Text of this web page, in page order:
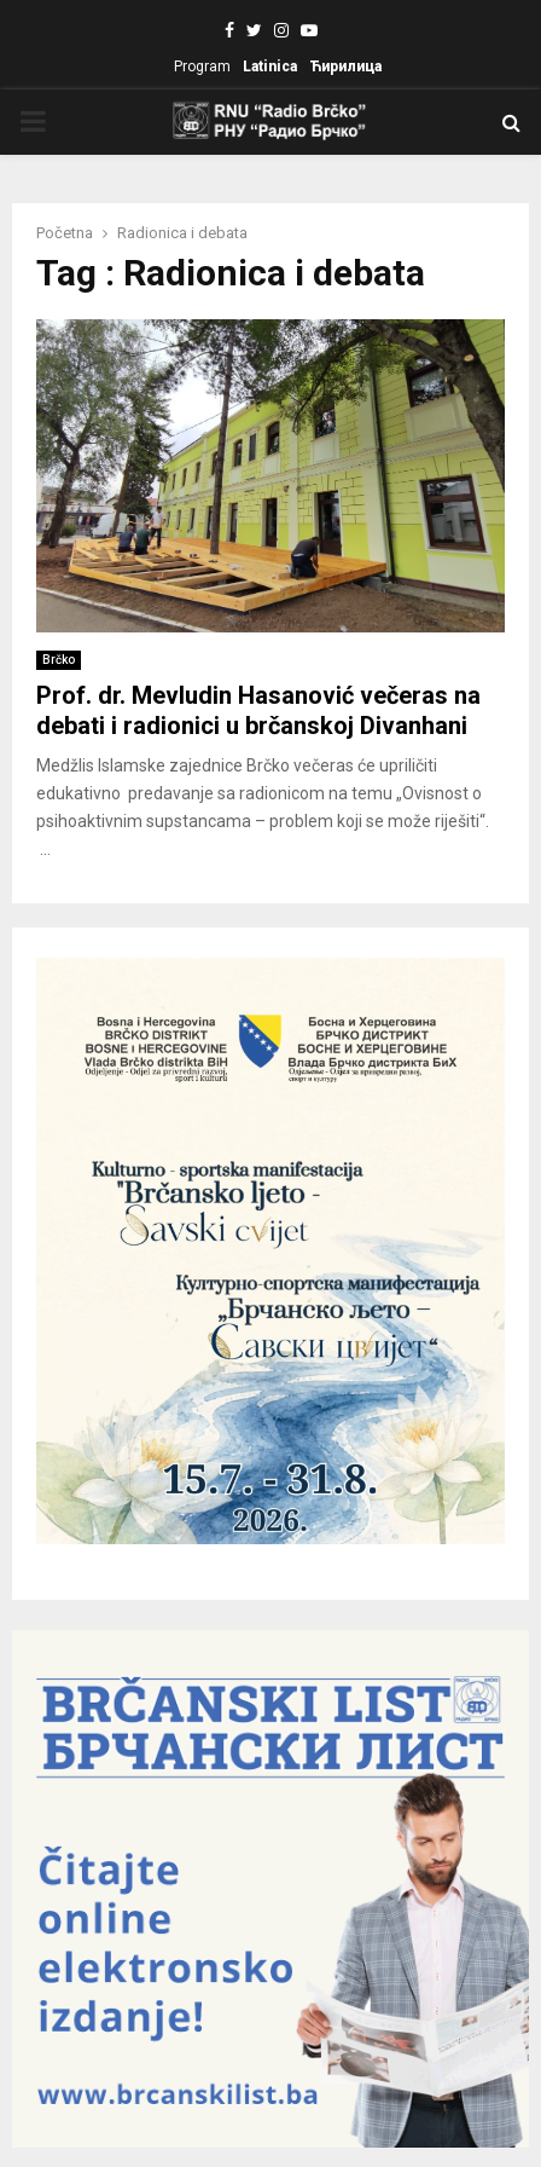
Facebook
TwitterInstagram
Youtube
Program Latinica Ћирилица
Početna Radionica i debata
Tag : Radionica i debata
Brčko
Prof. dr. Mevludin Hasanović večeras na
debati i radionici u brčanskoj Divanhani
Medžlis Islamske zajednice Brčko večeras će upriličiti
edukativno predavanje sa radionicom na temu „Ovisnost o
psihoaktivnim supstancama – problem koji se može riješiti“.